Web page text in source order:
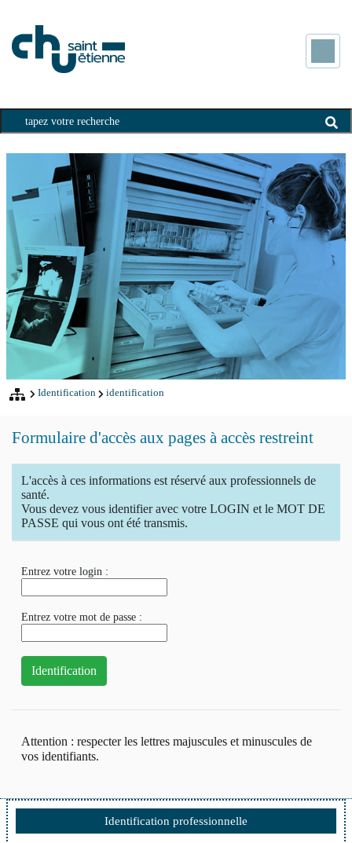
Identification identification
Identification professionnelle
Formulaire d'accès aux pages à accès restreint
L'accès à ces informations est réservé aux professionnels de
santé.
Vous devez vous identifier avec votre LOGIN et le MOT DE
PASSE qui vous ont été transmis.
Entrez votre login :
Entrez votre mot de passe :
Attention : respecter les lettres majuscules et minuscules de
vos identifiants.